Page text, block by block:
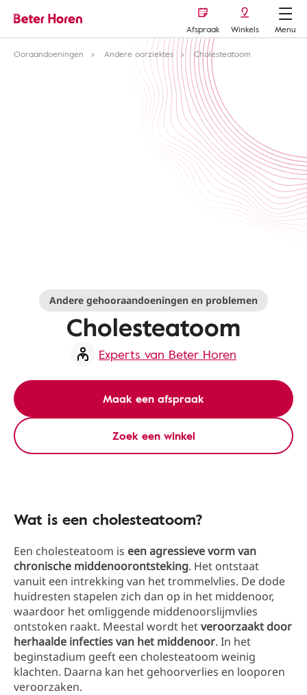
Afspraak Winkels
Menu
Ooraandoeningen
Andere oorziektes Cholesteatoom
Andere gehooraandoeningen en problemen
Cholesteatoom
Experts van Beter Horen
Maak een afspraak
Zoek een winkel
Wat is een cholesteatoom?
Een cholesteatoom is een agressieve vorm van
chronische middenoorontsteking. Het ontstaat
vanuit een intrekking van het trommelvlies. De dode
huidresten stapelen zich dan op in het middenoor,
waardoor het omliggende middenoorslijmvlies
ontstoken raakt. Meestal wordt hetveroorzaakt door
herhaalde infecties van het middenoor. In het
beginstadium geeft een cholesteatoom weinig
klachten. Daarna kan het gehoorverlies en looporen
veroorzaken.